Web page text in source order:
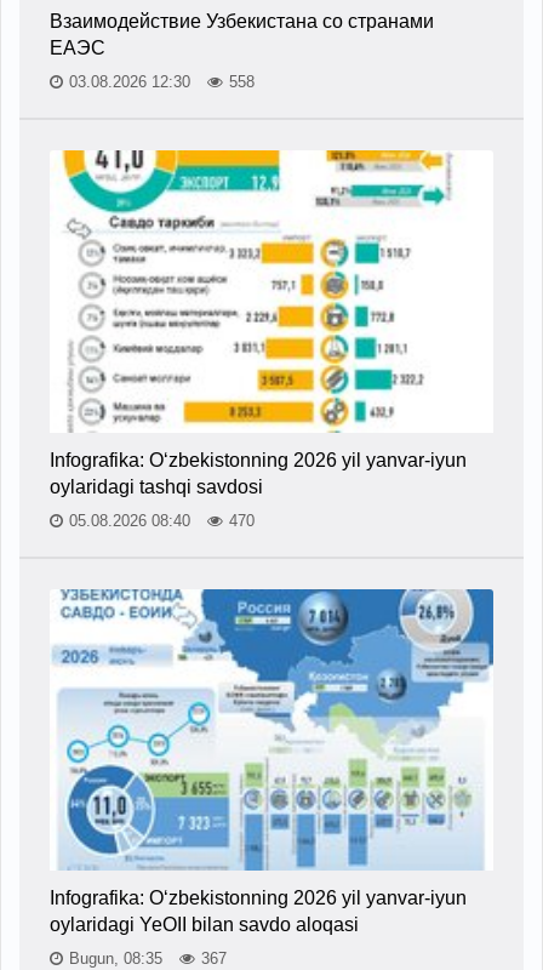
Взаимодействие Узбекистана со странами
ЕАЭС
03.08.2026 12:30 558
Infografika: O‘zbekistonning 2026 yil yanvar-iyun
oylaridagi tashqi savdosi
05.08.2026 08:40 470
Infografika: O‘zbekistonning 2026 yil yanvar-iyun
oylaridagi YeOII bilan savdo aloqasi
Bugun, 08:35 367